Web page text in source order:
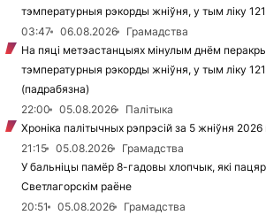
тэмпературныя рэкорды жніўня, у тым ліку
03:47
06.08.2026
Грамадства
На пяці метэастанцыях мінулым днём
тэмпературныя рэкорды жніўня, у тым ліку
(падрабязна)
22:00
05.08.2026
Палітыка
Хроніка палітычных рэпрэсій за 5 жніўня 2026
21:15
05.08.2026
Грамадства
У бальніцы памёр 8-гадовы хлопчык, які
Светлагорскім раёне
20:51
05.08.2026
Грамадства